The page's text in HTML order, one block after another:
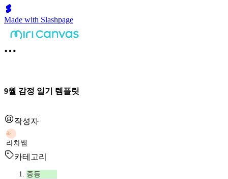
Made with Slashpage
9월 감정 일기 템플릿
작성자
라
라차쌤
카테고리
중등